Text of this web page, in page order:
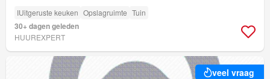
IUitgeruste keuken Opslagruimte Tuin
30+ dagen geleden
HUUREXPERT
veel vraag